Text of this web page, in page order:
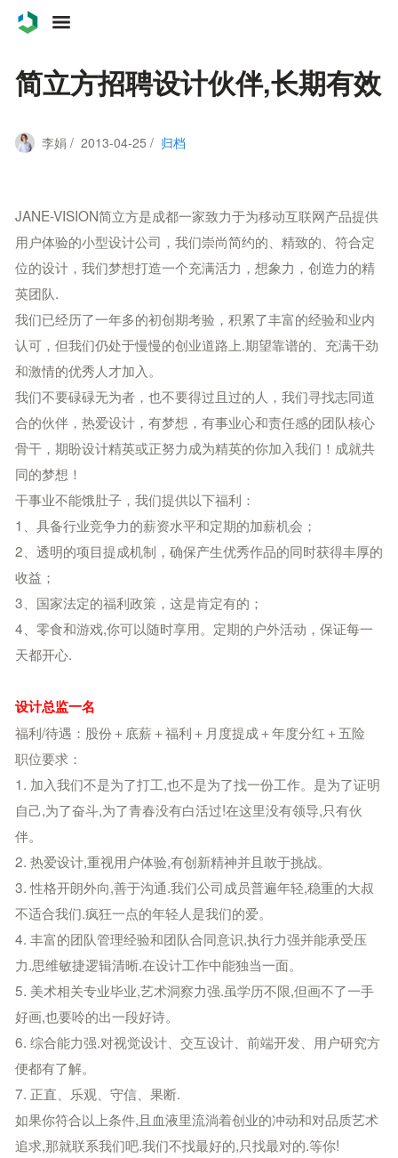
联系
博客
简立方招聘设计伙伴,长期有效
李娟 / 2013-04-25 / 归档
JANE-VISION简立方是成都一家致力于为移动互联网产品提供
用户体验的小型设计公司，我们崇尚简约的、精致的、符合定
位的设计，我们梦想打造一个充满活力，想象力，创造力的精
英团队.
我们已经历了一年多的初创期考验，积累了丰富的经验和业内
认可，但我们仍处于慢慢的创业道路上.期望靠谱的、充满干劲
和激情的优秀人才加入。
我们不要碌碌无为者，也不要得过且过的人，我们寻找志同道
合的伙伴，热爱设计，有梦想，有事业心和责任感的团队核心
骨干，期盼设计精英或正努力成为精英的你加入我们！成就共
同的梦想！
干事业不能饿肚子，我们提供以下福利：
1、具备行业竞争力的薪资水平和定期的加薪机会；
2、透明的项目提成机制，确保产生优秀作品的同时获得丰厚的
收益；
3、国家法定的福利政策，这是肯定有的；
4、零食和游戏,你可以随时享用。定期的户外活动，保证每一
天都开心.
设计总监一名
福利/待遇：股份＋底薪＋福利＋月度提成＋年度分红＋五险
职位要求：
1. 加入我们不是为了打工,也不是为了找一份工作。是为了证明
自己,为了奋斗,为了青春没有白活过!在这里没有领导,只有伙
伴。
2. 热爱设计,重视用户体验,有创新精神并且敢于挑战。
3. 性格开朗外向,善于沟通.我们公司成员普遍年轻,稳重的大叔
不适合我们.疯狂一点的年轻人是我们的爱。
4. 丰富的团队管理经验和团队合同意识,执行力强并能承受压
力.思维敏捷逻辑清晰.在设计工作中能独当一面。
5. 美术相关专业毕业,艺术洞察力强.虽学历不限,但画不了一手
好画,也要呤的出一段好诗。
6. 综合能力强.对视觉设计、交互设计、前端开发、用户研究方
便都有了解。
7. 正直、乐观、守信、果断.
如果你符合以上条件,且血液里流淌着创业的冲动和对品质艺术
追求,那就联系我们吧.我们不找最好的,只找最对的.等你!